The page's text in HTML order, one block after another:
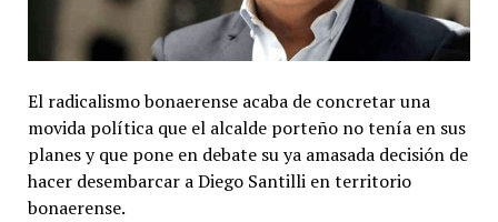
El radicalismo bonaerense acaba de concretar una
movida política que el alcalde porteño no tenía en sus
planes y que pone en debate su ya amasada decisión de
hacer desembarcar a Diego Santilli en territorio
bonaerense.